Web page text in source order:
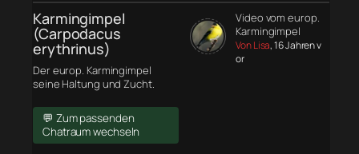
Karmingimpel
(Carpodacus
erythrinus)
Der europ. Karmingimpel
seine Haltung und Zucht.
💬 Zum passenden
Chatraum wechseln
Video vom europ.
Karmingimpel
Von Lisa, 16 Jahren v
or